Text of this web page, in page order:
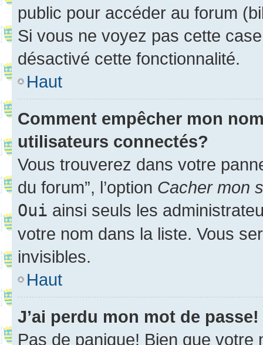
public pour accéder au forum
Si vous ne voyez pas cette
désactivé cette fonctionnalité.
Haut
Comment empêcher mon
utilisateurs connectés?
Vous trouverez dans votre
du forum”, l’option Cacher mon
Oui ainsi seuls les
votre nom dans la liste. Vous
invisibles.
Haut
J’ai perdu mon mot de passe!
Pas de panique! Bien que